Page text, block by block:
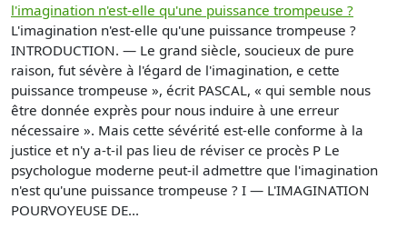
l'imagination n'est-elle qu'une puissance trompeuse ?
L'imagination n'est-elle qu'une puissance trompeuse ?
INTRODUCTION. — Le grand siècle, soucieux de pure
raison, fut sévère à l'égard de l'imagination, e cette
puissance trompeuse », écrit PASCAL, « qui semble nous
être donnée exprès pour nous induire à une erreur
nécessaire ». Mais cette sévérité est-elle conforme à la
justice et n'y a-t-il pas lieu de réviser ce procès P Le
psychologue moderne peut-il admettre que l'imagination
n'est qu'une puissance trompeuse ? I — L'IMAGINATION
POURVOYEUSE DE...